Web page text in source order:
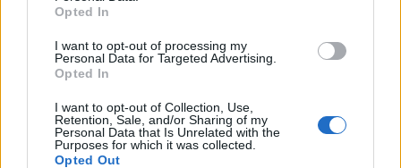
Opted In
I want to opt-out of processing my
Personal Data for Targeted Advertising.
Opted In
I want to opt-out of Collection, Use,
Retention, Sale, and/or Sharing of my
Personal Data that Is Unrelated with the
Purposes for which it was collected.
Opted Out
Amire többmillióan vártunk: szombattól másodfokúra
csökken a riasztás